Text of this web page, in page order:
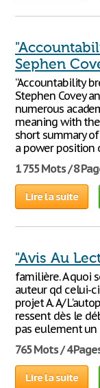
Sephen
“Accountability
Stephen Covey
numerous
meaning with the
short summary
a power
1 755 Mots / 8
Lire la suite
"Avis Au
familière. A quoi
auteur qd celui-
projet A. A/
ressent dès le
pas eulement
765 Mots / 4
Lire la suite